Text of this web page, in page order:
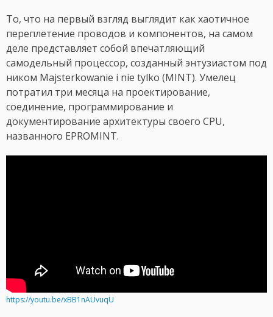
То, что на первый взгляд выглядит как хаотичное
переплетение проводов и компонентов, на самом
деле представляет собой впечатляющий
самодельный процессор, созданный энтузиастом под
ником Majsterkowanie i nie tylko (MINT). Умелец
потратил три месяца на проектирование,
соединение, программирование и
документирование архитектуры своего CPU,
названного EPROMINT.
https://youtu.be/xBB1nAUvuqU